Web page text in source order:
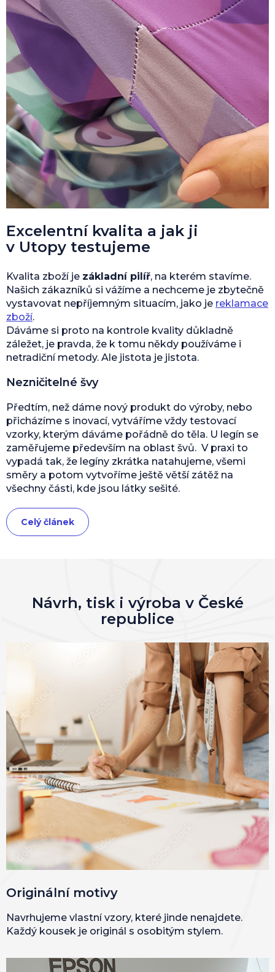
Excelentní kvalita a jak ji
v Utopy testujeme
Kvalita zboží je základní pilíř, na kterém stavíme.
Našich zákazníků si vážíme a nechceme je zbytečně
vystavovat nepříjemným situacím, jako je reklamace
zboží.
Dáváme si proto na kontrole kvality důkladně
záležet, je pravda, že k tomu někdy používáme i
netradiční metody. Ale jistota je jistota.
Nezničitelné švy
Předtím, než dáme nový produkt do výroby, nebo
přicházíme s inovací, vytváříme vždy testovací
vzorky, kterým dáváme pořádně do těla. U legín se
zaměřujeme především na oblast švů. V praxi to
vypadá tak, že legíny zkrátka natahujeme, všemi
směry a potom vytvoříme ještě větší zátěž na
všechny části, kde jsou látky sešité.
Celý článek
Návrh, tisk i výroba v České
republice
Originální motivy
Navrhujeme vlastní vzory, které jinde nenajdete.
Každý kousek je originál s osobitým stylem.